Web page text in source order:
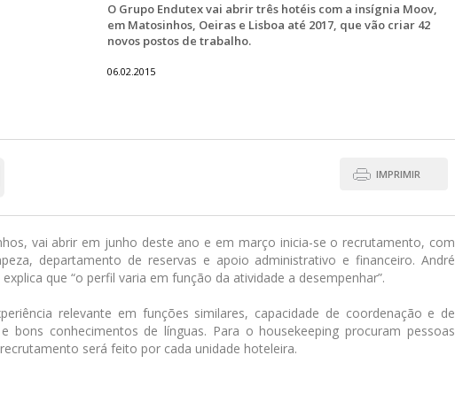
O Grupo Endutex vai abrir três hotéis com a insígnia Moov,
em Matosinhos, Oeiras e Lisboa até 2017, que vão criar 42
novos postos de trabalho.
06.02.2015
IMPRIMIR
vai abrir em junho deste ano e em março inicia-se o recrutamento, com
departamento de reservas e apoio administrativo e financeiro. André
que “o perfil varia em função da atividade a desempenhar”.
relevante em funções similares, capacidade de coordenação e de
bons conhecimentos de línguas. Para o housekeeping procuram pessoas
será feito por cada unidade hoteleira.